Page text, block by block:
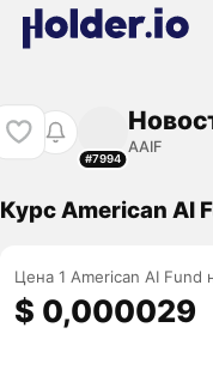
#7994
AAIF
Курс American AI
Цена 1 American AI Fund
$ 0,000029